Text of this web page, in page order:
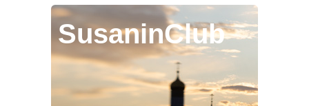
SusaninClub